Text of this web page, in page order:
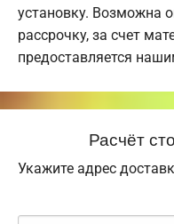
установку. Возможна
рассрочку, за счет
предоставляется
Расчёт
Укажите адрес